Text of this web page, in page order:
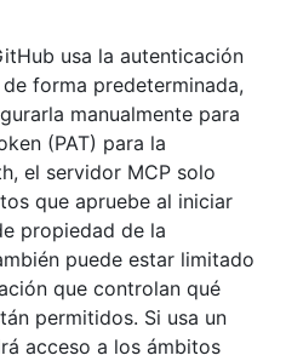
usa la autenticación
forma predeterminada,
manualmente para
(PAT) para la
el servidor MCP solo
que apruebe al iniciar
propiedad de la
puede estar limitado
que controlan qué
permitidos. Si usa un
acceso a los ámbitos